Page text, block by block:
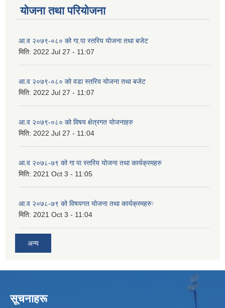
योजना तथा परियोजना
आ.व २०७९-०८० को गा.पा स्तरिय योजना तथा बजेट
मिति: 2022 Jul 27 - 11:07
आ.व २०७९-०८० को वडा स्तरिय योजना तथा बजेट
मिति: 2022 Jul 27 - 11:07
आ.व २०७९-०८० को विषय क्षेत्रगत योजनाहरु
मिति: 2022 Jul 27 - 11:04
आ.व २०७८-७९ को गा पा स्तरिय योजना तथा कार्यक्रमहरु
मिति: 2021 Oct 3 - 11:05
आ.व २०७८-७९ को विषयगत योजना तथा कार्यक्रमहरुः
मिति: 2021 Oct 3 - 11:04
अन्य
सूचनाहरू